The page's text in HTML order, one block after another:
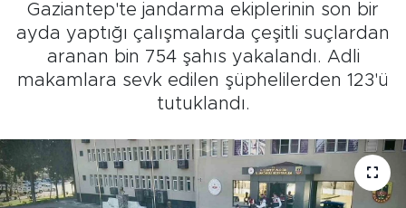
Gaziantep'te jandarma ekiplerinin son bir
ayda yaptığı çalışmalarda çeşitli suçlardan
aranan bin 754 şahıs yakalandı. Adli
makamlara sevk edilen şüphelilerden 123'ü
tutuklandı.